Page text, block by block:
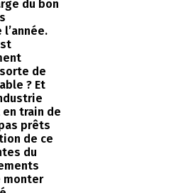
du bon
de
? Et
train de
prêts
de ce
du
monter